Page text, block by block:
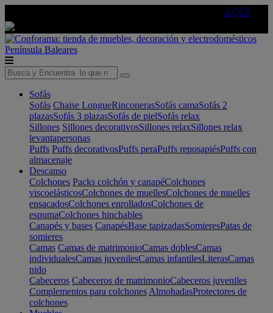
AQUÍ
Península Baleares
Sofás
Sofás Chaise LongueRinconerasSofás camaSofás 2
plazasSofás 3 plazasSofás de pielSofás relax
Sillones Sillones decorativosSillones relaxSillones relax
levantapersonas
Puffs Puffs decorativosPuffs peraPuffs reposapiésPuffs con
almacenaje
Descanso
Colchones Packs colchón y canapéColchones
viscoelásticosColchones de muellesColchones de muelles
ensacadosColchones enrolladosColchones de
espumaColchones hinchables
Canapés y bases CanapésBase tapizadasSomieresPatas de
somieres
Camas Camas de matrimonioCamas doblesCamas
individualesCamas juvenilesCamas infantilesLiterasCamas
nido
Cabeceros Cabeceros de matrimonioCabeceros juveniles
Complementos para colchones AlmohadasProtectores de
colchones